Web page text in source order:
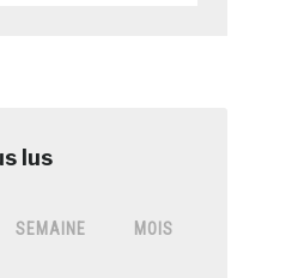
SEMAINE MOIS